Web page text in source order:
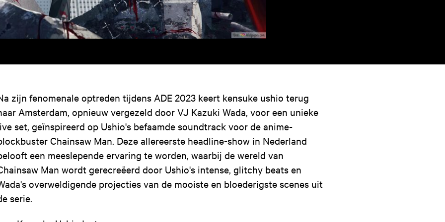
zijn fenomenale optreden tijdens ADE 2023 keert kensuke ushio terug
Amsterdam, opnieuw vergezeld door VJ Kazuki Wada, voor een unieke
set, geïnspireerd op Ushio's befaamde soundtrack voor de anime-
Chainsaw Man. Deze allereerste headline-show in Nederland
een meeslepende ervaring te worden, waarbij de wereld van
Man wordt gerecreëerd door Ushio's intense, glitchy beats en
overweldigende projecties van de mooiste en bloederigste scenes uit
serie.